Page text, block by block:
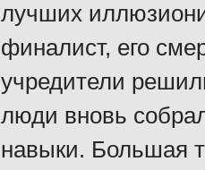
лучших
финалист, его
учредители
люди вновь
навыки. Большая